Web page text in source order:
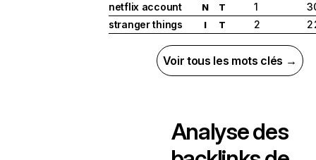
netflix account
N T 1
stranger things
I T 2 2
Voir tous les mots clés →
Analyse des